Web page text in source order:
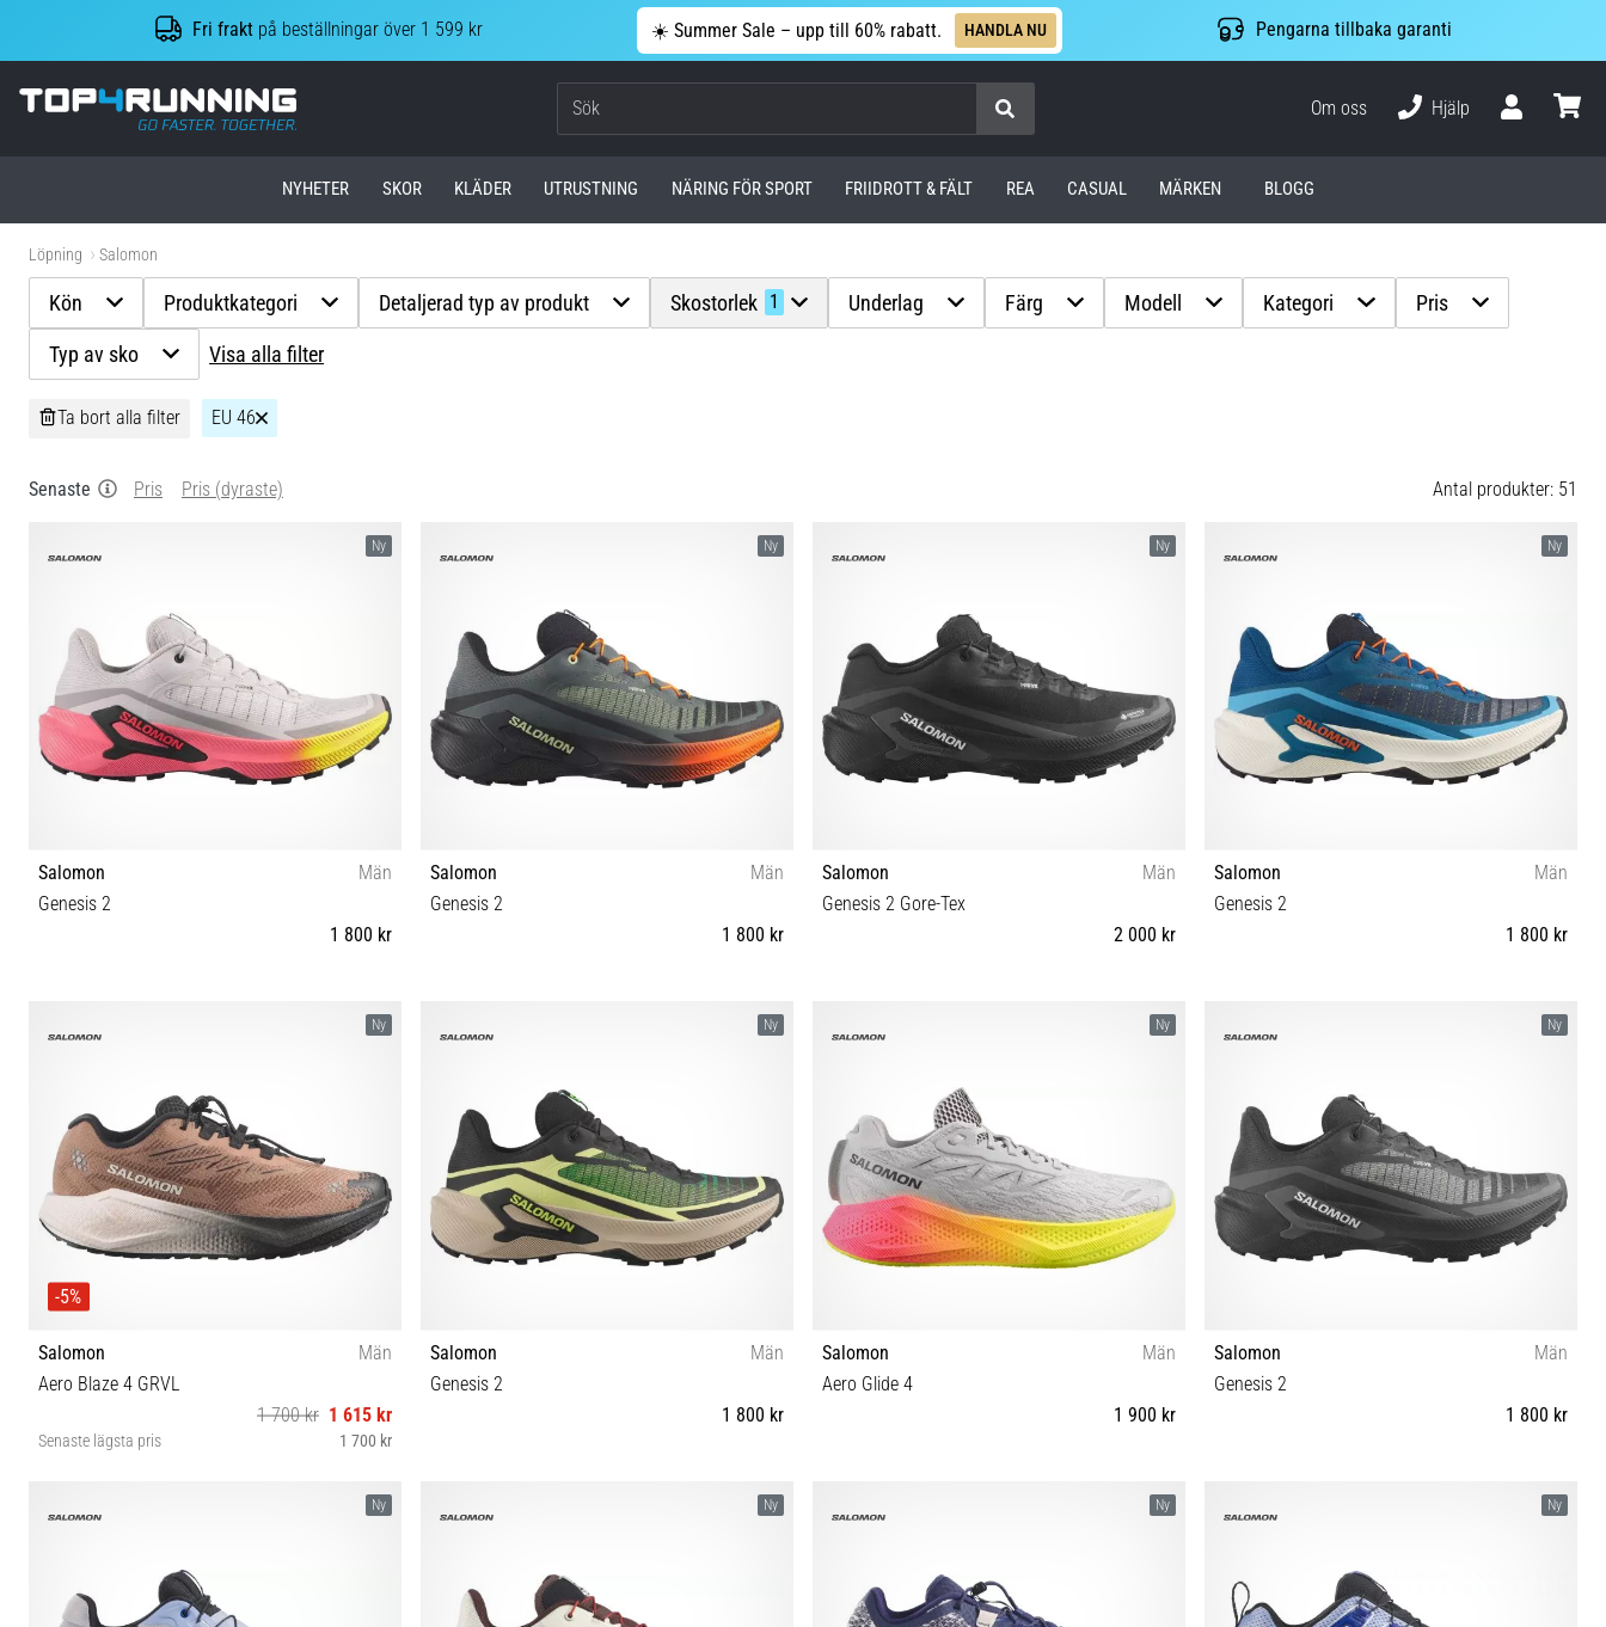
Fri frakt på beställningar över 1 599 kr ☀️ Summer Sale – upp till 60% rabatt. HANDLA NU Pengarna tillbaka garanti
Top4Running.se
Om oss
Hjälp
NYHETER SKOR KLÄDER UTRUSTNING NÄRING FÖR SPORT FRIIDROTT & FÄLT REA CASUAL MÄRKEN BLOGG
Löpning Salomon
Kön Produktkategori Detaljerad typ av produkt Skostorlek 1 Underlag Färg Modell Kategori Pris
Typ av sko Visa alla filter
Ta bort alla filter EU 46
Senaste Pris Pris (dyraste) Antal produkter: 51
Ny
Salomon
Män
Genesis 2
1 800 kr
Ny
Salomon
Män
Genesis 2
1 800 kr
Ny
Salomon
Män
Genesis 2 Gore-Tex
2 000 kr
Ny
Salomon
Män
Genesis 2
1 800 kr
Ny
-5%
Salomon
Män
Aero Blaze 4 GRVL
1 700 kr 1 615 kr
Senaste lägsta pris 1 700 kr
Ny
Salomon
Män
Genesis 2
1 800 kr
Ny
Salomon
Män
Aero Glide 4
1 900 kr
Ny
Salomon
Män
Genesis 2
1 800 kr
Ny Ny Ny Ny